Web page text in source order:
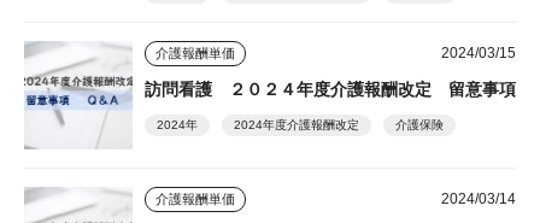
介護報酬単価 2024/03/15
訪問看護 ２０２４年度介護報酬改定 留意事項
2024年 2024年度介護報酬改定 介護保険
介護報酬単価 2024/03/14